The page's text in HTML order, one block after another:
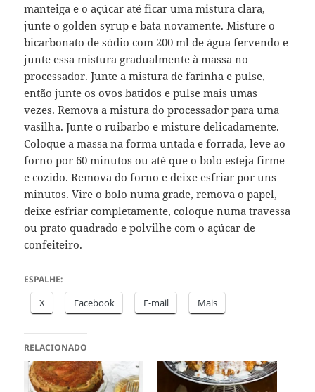
manteiga e o açúcar até ficar uma mistura clara,
junte o golden syrup e bata novamente. Misture o
bicarbonato de sódio com 200 ml de água fervendo e
junte essa mistura gradualmente à massa no
processador. Junte a mistura de farinha e pulse,
então junte os ovos batidos e pulse mais umas
vezes. Remova a mistura do processador para uma
vasilha. Junte o ruibarbo e misture delicadamente.
Coloque a massa na forma untada e forrada, leve ao
forno por 60 minutos ou até que o bolo esteja firme
e cozido. Remova do forno e deixe esfriar por uns
minutos. Vire o bolo numa grade, remova o papel,
deixe esfriar completamente, coloque numa travessa
ou prato quadrado e polvilhe com o açúcar de
confeiteiro.
ESPALHE:
X Facebook E-mail Mais
RELACIONADO